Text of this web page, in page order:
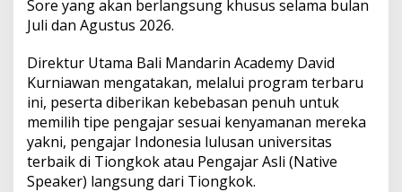
i
n
c
a
d
e
m
y
L
u
n
Sore yang akan berlangsung khusus selama bulan
Juli dan Agustus 2026.
Direktur Utama Bali Mandarin Academy David
Kurniawan mengatakan, melalui program terbaru
ini, peserta diberikan kebebasan penuh untuk
memilih tipe pengajar sesuai kenyamanan mereka
yakni, pengajar Indonesia lulusan universitas
terbaik di Tiongkok atau Pengajar Asli (Native
Speaker) langsung dari Tiongkok.